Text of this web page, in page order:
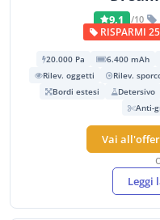
9,1 /10
RISPARMI
20.000 Pa 6.400 mAh
Rilev. oggetti
Rilev.
Bordi estesi
Detersivo
Anti-
Vai
Leggi